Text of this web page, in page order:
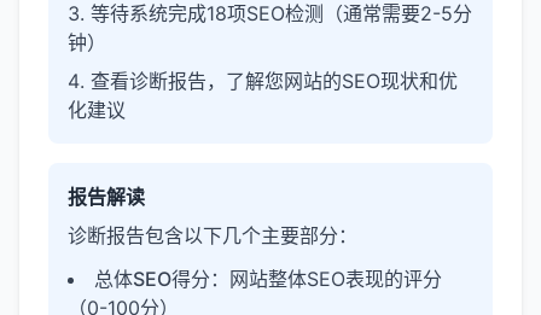
等待系统完成18项SEO检测（通常需要2-5分
钟）
查看诊断报告，了解您网站的SEO现状和优
化建议
报告解读
诊断报告包含以下几个主要部分：
总体SEO得分 ：网站整体SEO表现的评分
（0-100分）